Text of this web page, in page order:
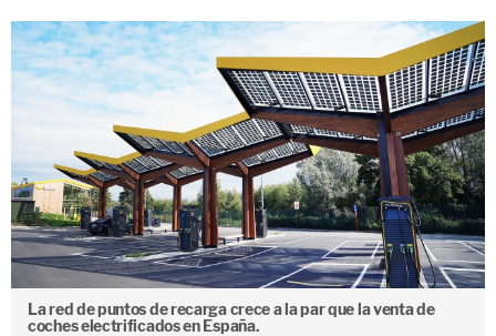
La red de puntos de recarga crece a la par que la venta de
coches electrificados en España.